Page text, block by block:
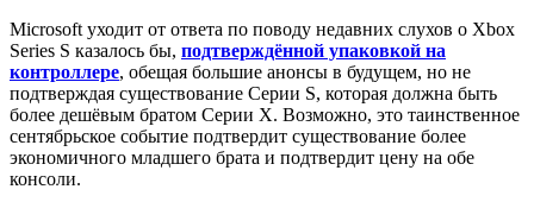
Microsoft уходит от ответа по поводу недавних слухов о Xbox
Series S казалось бы, подтверждённой упаковкой на
контроллере, обещая большие анонсы в будущем, но не
подтверждая существование Серии S, которая должна быть
более дешёвым братом Серии X. Возможно, это таинственное
сентябрьское событие подтвердит существование более
экономичного младшего брата и подтвердит цену на обе
консоли.